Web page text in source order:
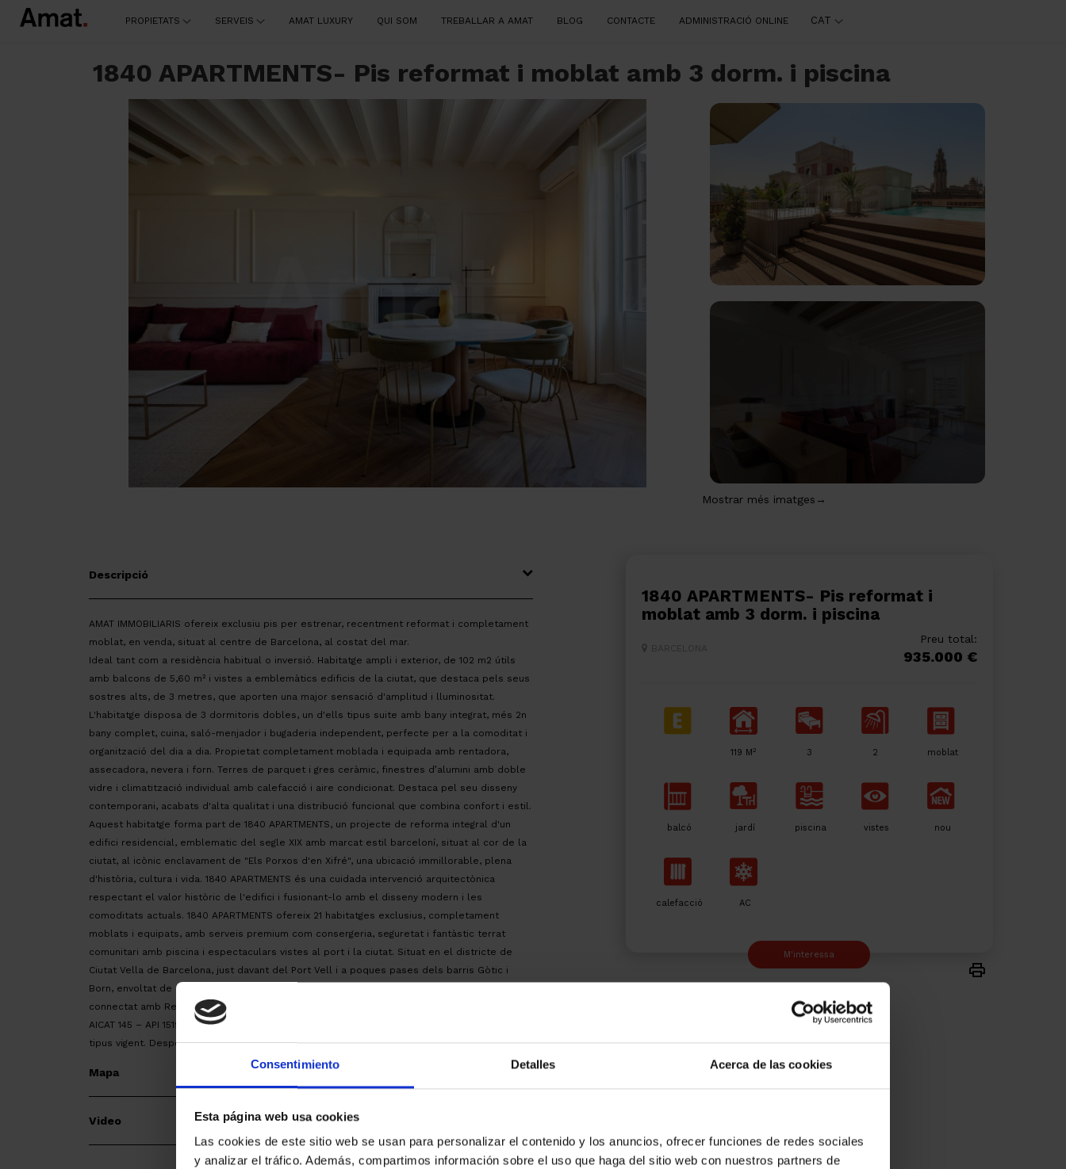
Consentimiento Detalles Acerca de las cookies
Esta página web usa cookies
Las cookies de este sitio web se usan para personalizar el contenido y los anuncios, ofrecer funciones de redes sociales
y analizar el tráfico. Además, compartimos información sobre el uso que haga del sitio web con nuestros partners de
PROPIETATS SERVEIS AMAT LUXURY QUI SOM TREBALLAR A AMAT BLOG CONTACTE ADMINISTRACIÓ ONLINE CAT
1840 APARTMENTS- Pis reformat i moblat amb 3 dorm. i piscina
Mostrar més imatges→
Descripció
AMAT IMMOBILIARIS ofereix exclusiu pis per estrenar, recentment reformat i completament
moblat, en venda, situat al centre de Barcelona, al costat del mar.
Ideal tant com a residència habitual o inversió. Habitatge ampli i exterior, de 102 m2 útils
amb balcons de 5,60 m² i vistes a emblemàtics edificis de la ciutat, que destaca pels seus
sostres alts, de 3 metres, que aporten una major sensació d'amplitud i lluminositat.
L'habitatge disposa de 3 dormitoris dobles, un d'ells tipus suite amb bany integrat, més 2n
bany complet, cuina, saló-menjador i bugaderia independent, perfecte per a la comoditat i
organització del dia a dia. Propietat completament moblada i equipada amb rentadora,
assecadora, nevera i forn. Terres de parquet i gres ceràmic, finestres d’alumini amb doble
vidre i climatització individual amb calefacció i aire condicionat. Destaca pel seu disseny
contemporani, acabats d'alta qualitat i una distribució funcional que combina confort i estil.
Aquest habitatge forma part de 1840 APARTMENTS, un projecte de reforma integral d'un
edifici residencial, emblematic del segle XIX amb marcat estil barceloní, situat al cor de la
ciutat, al icònic enclavament de "Els Porxos d'en Xifré", una ubicació immillorable, plena
d'història, cultura i vida. 1840 APARTMENTS és una cuidada intervenció arquitectònica
respectant el valor històric de l'edifici i fusionant-lo amb el disseny modern i les
comoditats actuals. 1840 APARTMENTS ofereix 21 habitatges exclusius, completament
moblats i equipats, amb serveis premium com consergeria, seguretat i fantàstic terrat
comunitari amb piscina i espectaculars vistes al port i la ciutat. Situat en el districte de
Ciutat Vella de Barcelona, just davant del Port Vell i a poques pases dels barris Gòtic i
Born, envoltat de restaurants, hotels i museus, just al costat de la Ronda Litoral i
connectat amb Renfe, Bus i Metro.
AICAT 145 – API 1519 | VENDA 2ªMà en Perfecte Estat | CEE: 7MWMNPWS9 | Impost ITP, segons
tipus vigent. Despeses notarials i registrals, segons arancel. | Propietari Gran Tenidor
Mapa
Video
1840 APARTMENTS- Pis reformat i
moblat amb 3 dorm. i piscina
BARCELONA
Preu total:
935.000 €
119 M2 3 2 moblat
balcó jardí piscina vistes nou
calefacció AC
M'interessa